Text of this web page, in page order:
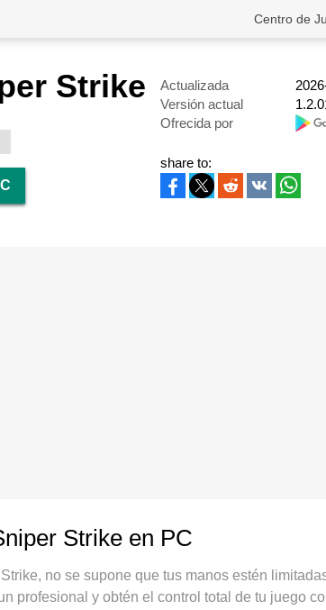
Centro de
Strike Actualizada
Versión actual
Ofrecida por
share to:
Strike en PC
no se supone que tus manos estén
profesional y obtén el control total de tu juego